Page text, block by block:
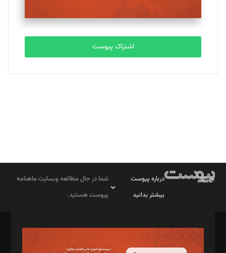
مصطفی مسجدی آرانی
تحریریه
بابک نقاش
تحریریه
اشتراک پیوست
درباره پیوست
بیشتر بدانید
شما در حال مطالعه وبسایت ماهنامه
پیوست هستید.
مدیر مسئول: محمدباقر اثنی‌عشری
سردبیر: مهرک محمودی